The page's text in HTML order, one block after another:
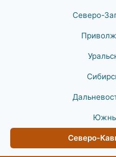
Северо-
Северо-